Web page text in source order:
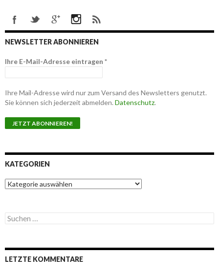
NEWSLETTER ABONNIEREN
Ihre E-Mail-Adresse eintragen *
Ihre Mail-Adresse wird nur zum Versand des Newsletters genutzt.
Sie können sich jederzeit abmelden. Datenschutz.
KATEGORIEN
K
a
g
o
n
S
u
e
n
LETZTE KOMMENTARE